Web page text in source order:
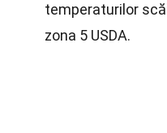
temperaturilor
zona 5 USDA.